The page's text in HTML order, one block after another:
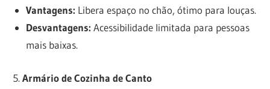
Vantagens: Libera espaço no chão, ótimo para louças.
Desvantagens: Acessibilidade limitada para pessoas
mais baixas.
5.Armário de Cozinha de Canto